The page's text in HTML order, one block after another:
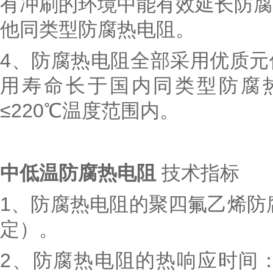
他同类型防腐热电阻。
4、防腐热电阻全部采用优质
用寿命长于国内同类型防腐
≤220℃温度范围内。
中低温防腐热电阻 技术指标
1、防腐热电阻的聚四氟乙烯
定）。
2、防腐热电阻的热响应时间